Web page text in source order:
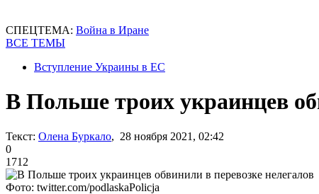
СПЕЦТЕМА: Война в Иране
ВСЕ ТЕМЫ
Вступление Украины в ЕС
В Польше троих украинцев
Текст: Олена Буркало, 28 ноября 2021, 02:42
0
1712
Фото: twitter.com/podlaskaPolicja